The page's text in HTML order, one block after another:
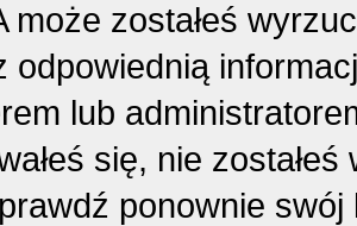
może zostałeś
odpowiednią
lub
się, nie
ponownie swój